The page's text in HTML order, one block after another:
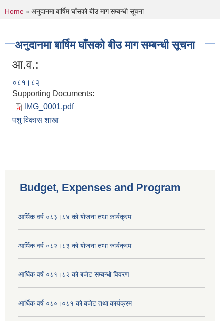
You are here
Home » अनुदानमा बार्षिम घाँसको बीउ माग सम्बन्धी सूचना
अनुदानमा बार्षिम घाँसको बीउ माग सम्बन्धी सूचना
आ.व.:
०८१।८२
Supporting Documents:
IMG_0001.pdf
पशु विकास शाखा
Budget, Expenses and Program
आर्थिक वर्ष ०८३।८४ को योजना तथा कार्यक्रम
आर्थिक वर्ष ०८२।८३ को योजना तथा कार्यक्रम
आर्थिक वर्ष ०८१।८२ को बजेट सम्बन्धी विवरण
आर्थिक वर्ष ०८०।०८१ को बजेट तथा कार्यक्रम